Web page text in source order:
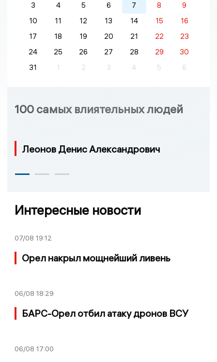
3
4 5 6 7 8
9
10
11 12 13 14 15
16
17
18 19 20 21 22
23
24
25 26 27 28 29
30
31
1 2 3 4 5 6
100 самых влиятельных людей
Леонов Денис Александрович
Интересные новости
07/08 19:12
Орел накрыл мощнейший ливень
06/08 18:29
БАРС-Орел отбил атаку дронов ВСУ
06/08 17:00